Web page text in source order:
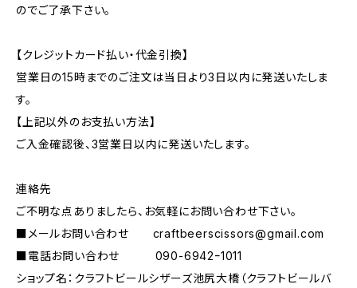
のでご了承下さい。
【クレジットカード払い・代金引換】
営業日の15時までのご注文は当日より3日以内に発送いたしま
す。
【上記以外のお支払い方法】
ご入金確認後、3営業日以内に発送いたします。
連絡先
ご不明な点ありましたら、お気軽にお問い合わせ下さい。
■メールお問い合わせ craftbeerscissors@gmail.com
■電話お問い合わせ 090-6942ｰ1011
ショップ名：クラフトビールシザーズ池尻大橋（クラフトビールバ